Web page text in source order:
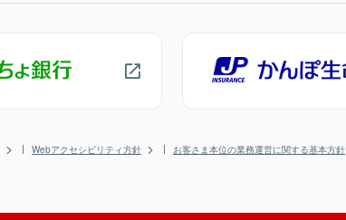
Webアクセシビリティ方針 お客さま本位の業務運営に関する基本方針